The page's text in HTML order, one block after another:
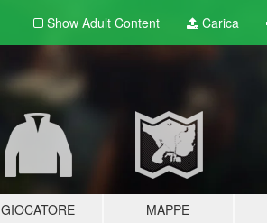
Show Adult Content Carica
GIOCATORE MAPPE